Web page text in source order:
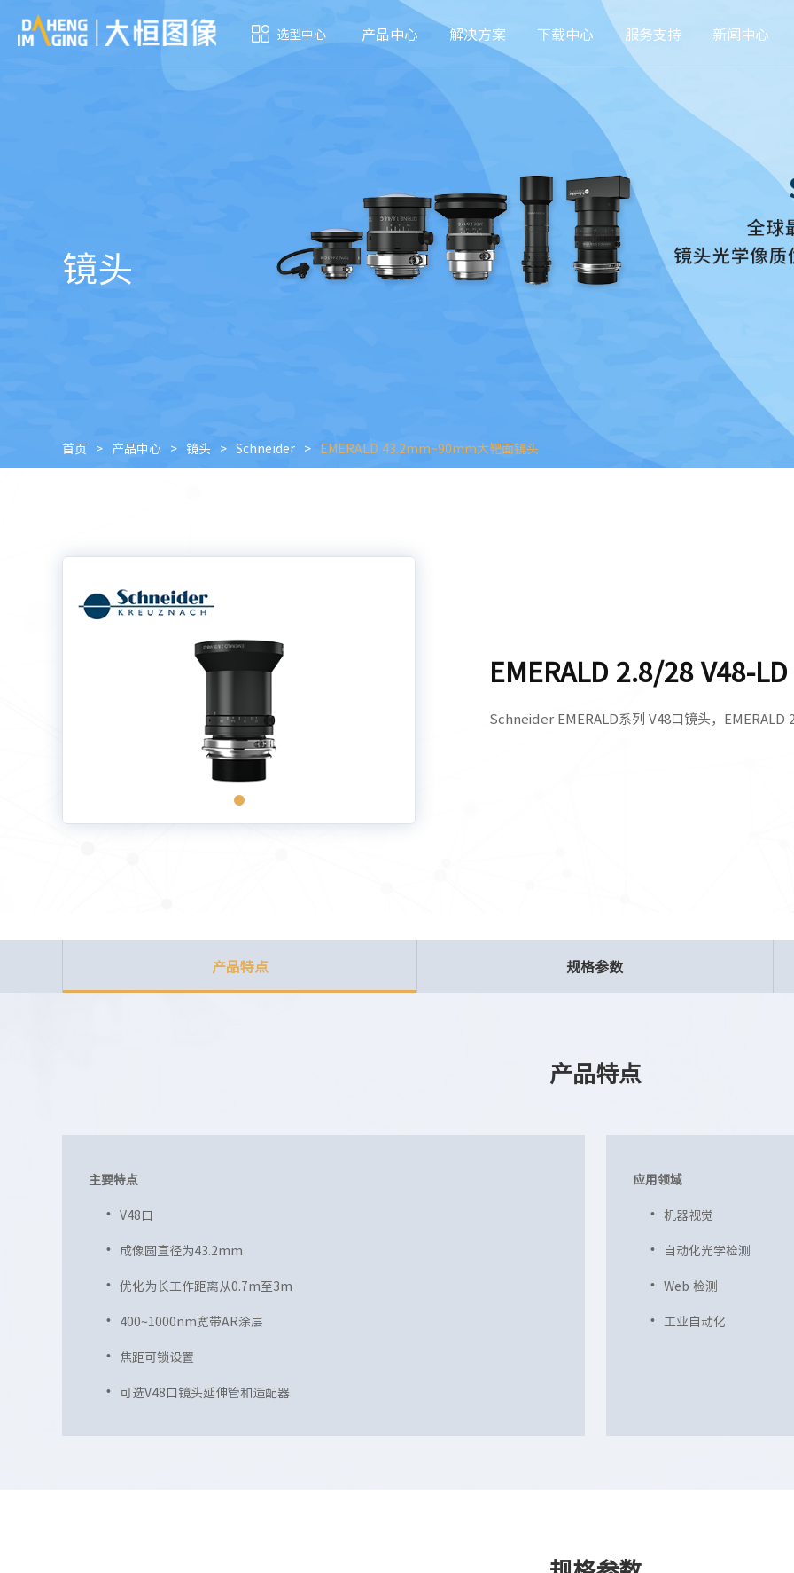
选型中心 产品中心 解决方案 下载中心 服务支持 新闻中心
镜头
首页 > 产品中心 > 镜头 > Schneider > EMERALD 43.2mm~90mm大靶面镜头
EMERALD 2.8/28 V48-LD
Schneider EMERALD系列 V48口镜头，
产品特点 规格参数
产品特点
主要特点
V48口
成像圆直径为43.2mm
优化为长工作距离从0.7m至3m
400~1000nm宽带AR涂层
焦距可锁设置
可选V48口镜头延伸管和适配器
应用领域
机器视觉
自动化光学检测
Web 检测
工业自动化